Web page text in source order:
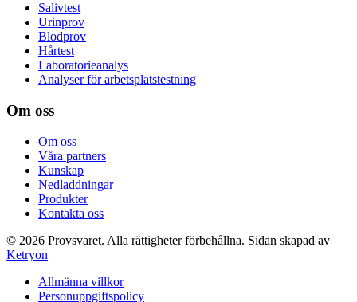
Salivtest
Urinprov
Blodprov
Hårtest
Laboratorieanalys
Analyser för arbetsplatstestning
Om oss
Om oss
Våra partners
Kunskap
Nedladdningar
Produkter
Kontakta oss
© 2026 Provsvaret. Alla rättigheter förbehållna. Sidan skapad av
Ketryon
Allmänna villkor
Personuppgiftspolicy